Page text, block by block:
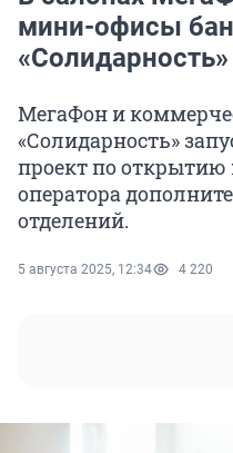
мини-офисы
«Солидарность»
МегаФон и
«Солидарность»
проект по открытию
оператора
отделений.
5 августа 2025, 12:34 4 220